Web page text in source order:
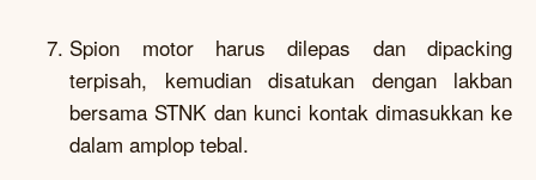
Spion motor harus dilepas dan dipacking
terpisah, kemudian disatukan dengan lakban
bersama STNK dan kunci kontak dimasukkan ke
dalam amplop tebal.